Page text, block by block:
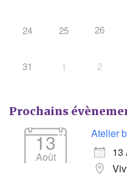
24 25 26
31 1 2
Prochains
13
Août
Atelier
13